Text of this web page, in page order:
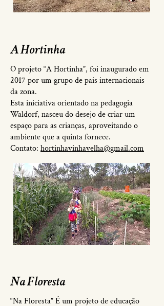
A Hortinha
O projeto “A Hortinha”, foi inaugurado em
2017 por um grupo de pais internacionais
da zona.
Esta iniciativa orientado na pedagogia
Waldorf, nasceu do desejo de criar um
espaço para as crianças, aproveitando o
ambiente que a quinta fornece.
Contato: hortinhavinhavelha@gmail.com
Na Floresta
“Na Floresta” É um projeto de educação